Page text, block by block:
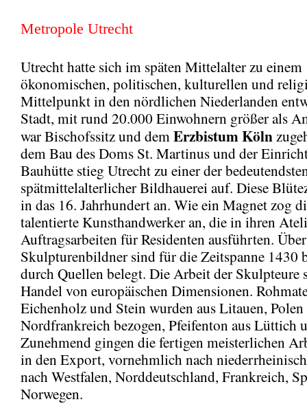
Metropole Utrecht
Utrecht hatte sich im späten Mittelalter zu einem
ökonomischen, politischen, kulturellen und
Mittelpunkt in den nördlichen Niederlanden
Stadt, mit rund 20.000 Einwohnern größer als
war Bischofssitz und dem Erzbistum Köln
dem Bau des Doms St. Martinus und der
Bauhütte stieg Utrecht zu einer der
spätmittelalterlicher Bildhauerei auf. Diese
in das 16. Jahrhundert an. Wie ein Magnet zog
talentierte Kunsthandwerker an, die in ihren
Auftragsarbeiten für Residenten ausführten.
Skulpturenbildner sind für die Zeitspanne 1430
durch Quellen belegt. Die Arbeit der Skulpteure
Handel von europäischen Dimensionen.
Eichenholz und Stein wurden aus Litauen,
Nordfrankreich bezogen, Pfeifenton aus Lüttich
Zunehmend gingen die fertigen meisterlichen
in den Export, vornehmlich nach
nach Westfalen, Norddeutschland, Frankreich,
Norwegen.